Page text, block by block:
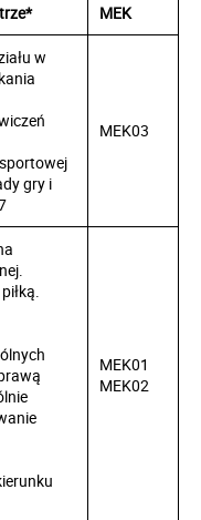
MEK
w
gry i
MEK03
MEK01
MEK02